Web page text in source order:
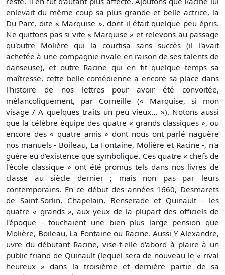
enlevait du même coup sa plus grande et belle actrice, la
Du Parc, dite « Marquise », dont il était quelque peu épris.
Ne quittons pas si vite « Marquise » et relevons au passage
qu'outre Molière qui la courtisa sans succès (il l'avait
achetée à une compagnie rivale en raison de ses talents de
danseuse), et outre Racine qui en fit quelque temps sa
maîtresse, cette belle comédienne a encore sa place dans
l'histoire de nos lettres pour avoir été convoitée,
mélancoliquement, par Corneille (« Marquise, si mon
visage / A quelques traits un peu vieux... »). Notons aussi
que la célèbre équipe des quatre « grands classiques », ou
encore des « quatre amis » dont nous ont parlé naguère
nos manuels - Boileau, La Fontaine, Molière et Racine -, n'a
guère eu d'existence que symbolique. Ces quatre « chefs de
l'école classique » ont été promus tels dans nos livres de
classe au siècle dernier ; mais non pas par leurs
contemporains. En ce début des années 1660, Desmarets
de Saint-Sorlin, Chapelain, Benserade et Quinault - les
quatre « grands », aux yeux de la plupart des officiels de
l'époque - touchaient une bien plus large pension que
Molière, Boileau, La Fontaine ou Racine. Aussi Y Alexandre,
uvre du débutant Racine, vise-t-elle d'abord à plaire à un
public friand de Quinault (lequel sera de nouveau le « rival
heureux » dans la troisième et dernière partie de sa